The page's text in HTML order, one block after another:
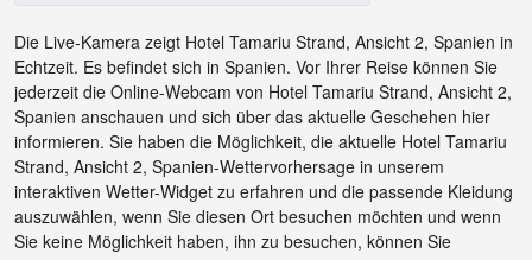
Die Live-Kamera zeigt Hotel Tamariu Strand, Ansicht 2, Spanien in
Echtzeit. Es befindet sich in Spanien. Vor Ihrer Reise können Sie
jederzeit die Online-Webcam von Hotel Tamariu Strand, Ansicht 2,
Spanien anschauen und sich über das aktuelle Geschehen hier
informieren. Sie haben die Möglichkeit, die aktuelle Hotel Tamariu
Strand, Ansicht 2, Spanien-Wettervorhersage in unserem
interaktiven Wetter-Widget zu erfahren und die passende Kleidung
auszuwählen, wenn Sie diesen Ort besuchen möchten und wenn
Sie keine Möglichkeit haben, ihn zu besuchen, können Sie